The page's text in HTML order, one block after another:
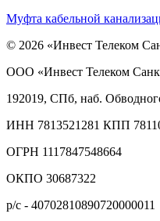
Муфта кабельной
© 2026 «Инвест Телеком
ООО «Инвест Телеком
192019, СПб, наб.
ИНН 7813521281 КПП
ОГРН 1117847548664
ОКПО 30687322
р/с - 40702810890720000011